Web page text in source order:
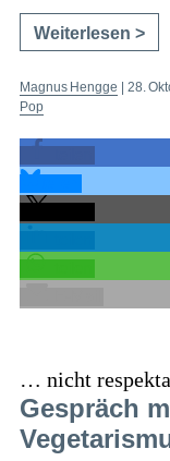
Weiterlesen >
Magnus Hengge 28.
Pop
… nicht
Gespräch